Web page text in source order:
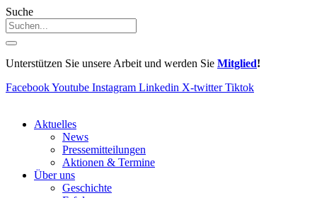
Suche
Unterstützen Sie unsere Arbeit und werden Sie Mitglied!
FacebookYoutube Instagram Linkedin X-twitter Tiktok
Aktuelles
News
Pressemitteilungen
Aktionen & Termine
Über uns
Geschichte